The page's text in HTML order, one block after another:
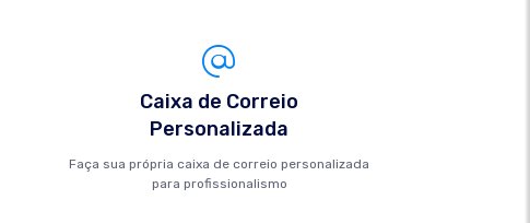
Caixa de Correio
Personalizada
Faça sua própria caixa de correio personalizada
para profissionalismo